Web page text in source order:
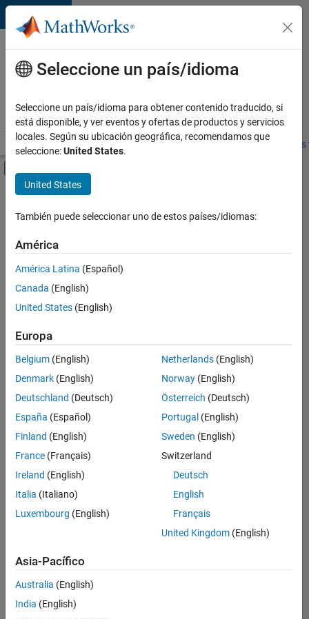
Saltar al contenido
Ofertas
de
empleo
MathWorks
Visión general Búsqueda de empleo Oficinas locales
Contenido principal
FILTRADO POR
User Experience
Ordenar por
Guardar
empleos
seleccionados
No se
han
traducido
todos
los
empleos.
Busque
por
ubicación
todos
empleos
en su
Seleccione un país/idioma
Seleccione un país/idioma para obtener contenido traducido, si
está disponible, y ver eventos y ofertas de productos y servicios
locales. Según su ubicación geográfica, recomendamos que
seleccione:United States.
United States
También puede seleccionar uno de estos países/idiomas:
América
América Latina (Español)
Canada (English)
United States (English)
Europa
Belgium (English)
Denmark (English)
Deutschland (Deutsch)
España (Español)
Finland (English)
France (Français)
Ireland (English)
Italia (Italiano)
Luxembourg (English)
Netherlands(English)
Norway(English)
Österreich (Deutsch)
Portugal (English)
Sweden (English)
Switzerland
Deutsch
English
Français
United Kingdom(English)
Asia-Pacífico
Australia (English)
India (English)